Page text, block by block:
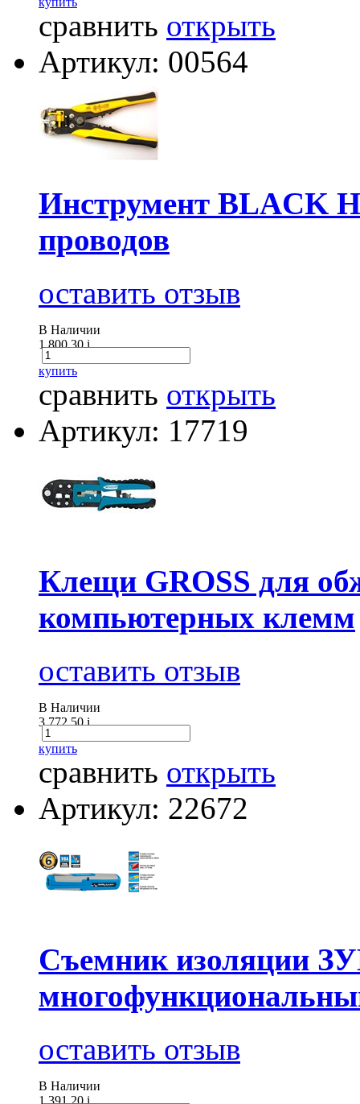
сравнить открыть
Артикул: 00564
Инструмент BLACK
проводов
оставить отзыв
В Наличии
1 800.30i
купить
сравнить открыть
Артикул: 17719
Клещи GROSS для
компьютерных клемм
оставить отзыв
В Наличии
3 772.50i
купить
сравнить открыть
Артикул: 22672
Съемник изоляции
оставить отзыв
В Наличии
1 391.20i